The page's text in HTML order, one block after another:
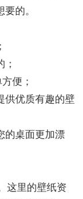
的。
便；
供优质有趣的壁
的桌面更加漂
这里的壁纸资